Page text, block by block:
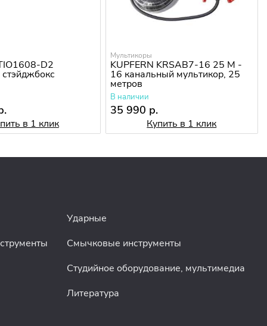
D2
в 1 клик
Мультикоры
KUPFERN KRSAB7-16 25 M -
16 канальный мультикор, 25
метров
В наличии
35 990 р.
Купить в 1 клик
Ударные
Смычковые инструменты
Студийное оборудование, мультимедиа
Литература